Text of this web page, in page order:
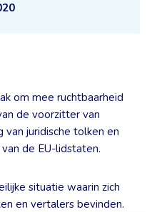
om mee ruchtbaarheid
de voorzitter van
van juridische tolken en
de EU-lidstaten.
situatie waarin zich
en vertalers bevinden.